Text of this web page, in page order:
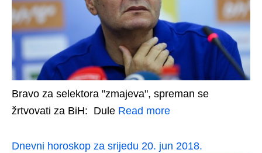
Bravo za selektora "zmajeva", spreman se
žrtvovati za BiH: Dule Read more
Dnevni horoskop za srijedu 20. jun 2018.